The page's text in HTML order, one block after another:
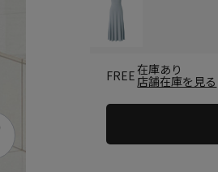
FREE在庫あり
店舗在庫を見る